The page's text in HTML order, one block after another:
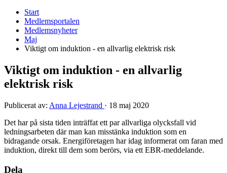
Start
Medlemsportalen
Medlemsnyheter
Maj
Viktigt om induktion - en allvarlig elektrisk risk
Viktigt om induktion - en allvarlig
elektrisk risk
Publicerat av: Anna Lejestrand · 18 maj 2020
Det har på sista tiden inträffat ett par allvarliga olycksfall vid
ledningsarbeten där man kan misstänka induktion som en
bidragande orsak. Energiföretagen har idag informerat om faran med
induktion, direkt till dem som berörs, via ett EBR-meddelande.
Dela